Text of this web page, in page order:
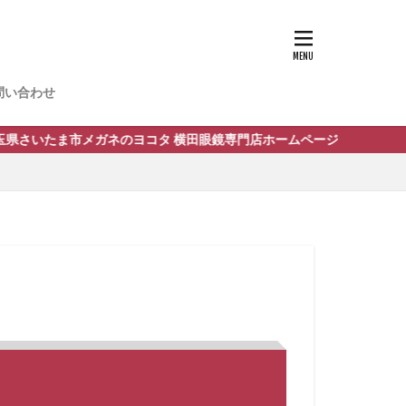
2
1
い合わせ
メガネのヨコタ 横田眼鏡専門店ホームページ